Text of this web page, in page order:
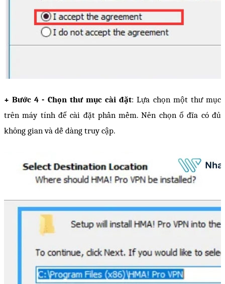
+ Bước 4 - Chọn thư mục cài đặt: Lựa chọn một thư mục
trên máy tính để cài đặt phần mềm. Nên chọn ổ đĩa có đủ
không gian và dễ dàng truy cập.